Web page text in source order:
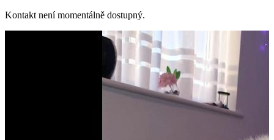
Kontakt není momentálně dostupný.